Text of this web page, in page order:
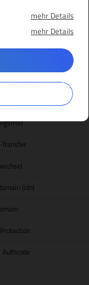
mehr Details
mehr Details
Domain-Registrierung
(idn)
Authcode